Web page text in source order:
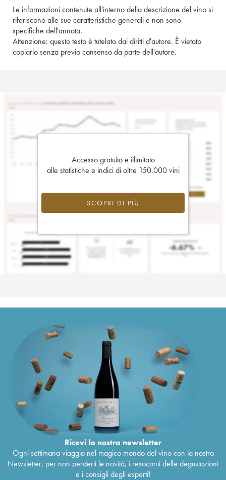
Le informazioni contenute all'interno della descrizione del vino si
riferiscono alle sue caratteristiche generali e non sono
specifiche dell'annata.
Attenzione: questo testo è tutelato dai diritti d'autore. È vietato
copiarlo senza previo consenso da parte dell'autore.
Accesso gratuito e illimitato
alle statistiche e indici di oltre 150.000 vini
SCOPRI DI PIÙ
Ricevi la nostra newsletter
Ogni settimana viaggia nel magico mondo del vino con la nostra
Newsletter, per non perderti le novità, i resoconti delle degustazioni
e i consigli degli esperti!